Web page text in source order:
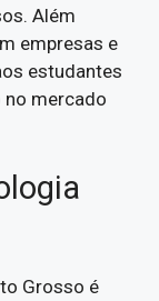
Além
empresas e
estudantes
mercado
Grosso é